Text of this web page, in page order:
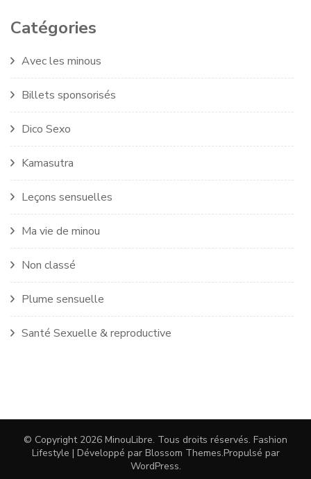
Catégories
Avec les minous
Billets sponsorisés
Dico Sexo
Kamasutra
Leçons sensuelles
Ma vie de minou
Non classé
Plume sensuelle
Santé Sexuelle & reproductive
© Copyright 2026 MinouLibre. Tous droits réservés. Fashion
Lifestyle | Développé par Blossom Themes.Propulsé par
WordPress.